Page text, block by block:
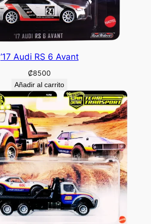
’17 Audi RS 6 Avant
₡8500
Añadir al carrito